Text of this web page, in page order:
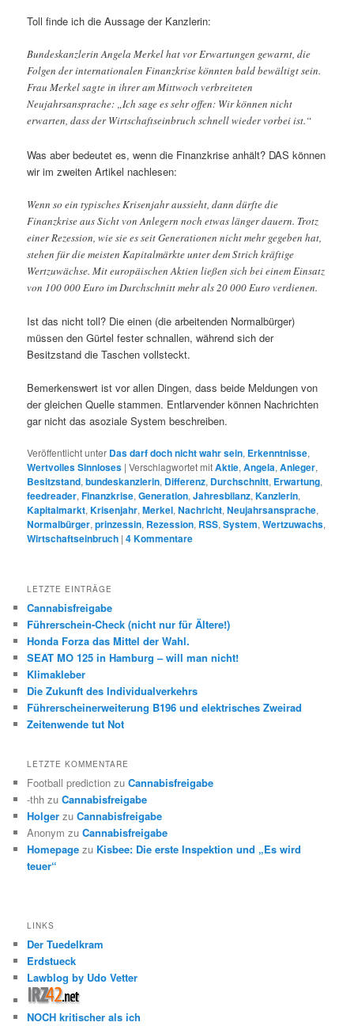
Toll finde ich die Aussage der Kanzlerin:
Bundeskanzlerin Angela Merkel hat vor Erwartungen gewarnt, die
Folgen der internationalen Finanzkrise könnten bald bewältigt sein.
Frau Merkel sagte in ihrer am Mittwoch verbreiteten
Neujahrsansprache: „Ich sage es sehr offen: Wir können nicht
erwarten, dass der Wirtschaftseinbruch schnell wieder vorbei ist.“
Was aber bedeutet es, wenn die Finanzkrise anhält? DAS können
wir im zweiten Artikel nachlesen:
Wenn so ein typisches Krisenjahr aussieht, dann dürfte die
Finanzkrise aus Sicht von Anlegern noch etwas länger dauern. Trotz
einer Rezession, wie sie es seit Generationen nicht mehr gegeben hat,
stehen für die meisten Kapitalmärkte unter dem Strich kräftige
Wertzuwächse. Mit europäischen Aktien ließen sich bei einem Einsatz
von 100 000 Euro im Durchschnitt mehr als 20 000 Euro verdienen.
Ist das nicht toll? Die einen (die arbeitenden Normalbürger)
müssen den Gürtel fester schnallen, während sich der
Besitzstand die Taschen vollsteckt.
Bemerkenswert ist vor allen Dingen, dass beide Meldungen von
der gleichen Quelle stammen. Entlarvender können Nachrichten
gar nicht das asoziale System beschreiben.
Veröffentlicht unter Das darf doch nicht wahr sein, Erkenntnisse,
Wertvolles Sinnloses |Verschlagwortet mitAktie,Angela,Anleger,
Besitzstand,bundeskanzlerin, Differenz, Durchschnitt, Erwartung,
feedreader,Finanzkrise,Generation,Jahresbilanz,Kanzlerin,
Kapitalmarkt,Krisenjahr,Merkel,Nachricht,Neujahrsansprache,
Normalbürger,prinzessin, Rezession, RSS,System,Wertzuwachs,
Wirtschaftseinbruch |4Kommentare
LETZTE EINTRÄGE
Cannabisfreigabe
Führerschein-Check (nicht nur für Ältere!)
Honda Forza das Mittel der Wahl.
SEAT MO 125 in Hamburg – will man nicht!
Klimakleber
Die Zukunft des Individualverkehrs
Führerscheinerweiterung B196 und elektrisches Zweirad
Zeitenwende tut Not
LETZTE KOMMENTARE
Football prediction zuCannabisfreigabe
-thh zuCannabisfreigabe
Holger zuCannabisfreigabe
Anonym zuCannabisfreigabe
Homepage zu Kisbee: Die erste Inspektion und „Es wird
teuer“
LINKS
Der Tuedelkram
Erdstueck
Lawblog by Udo Vetter
NOCH kritischer als ich